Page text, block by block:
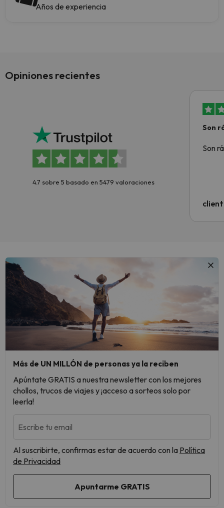
Años de experiencia
Opiniones recientes
4.7 sobre 5 basado en 5479 valoraciones
Son
Son
Más de UN MILLÓN de personas ya la reciben
Apúntate GRATIS a nuestra newsletter con los mejores
chollos, trucos de viajes y ¡acceso a sorteos solo por
leerla!
Escribe tu email
Al suscribirte, confirmas estar de acuerdo con la Política
de Privacidad